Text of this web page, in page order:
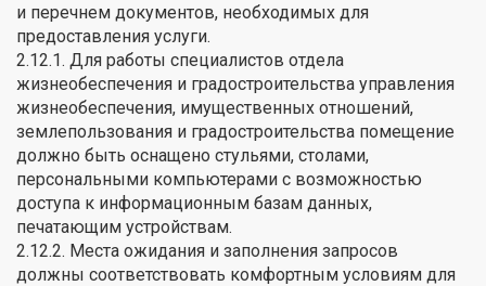
и перечнем документов, необходимых для
предоставления услуги.
2.12.1. Для работы специалистов отдела
жизнеобеспечения и градостроительства управления
жизнеобеспечения, имущественных отношений,
землепользования и градостроительства помещение
должно быть оснащено стульями, столами,
персональными компьютерами с возможностью
доступа к информационным базам данных,
печатающим устройствам.
2.12.2. Места ожидания и заполнения запросов
должны соответствовать комфортным условиям для